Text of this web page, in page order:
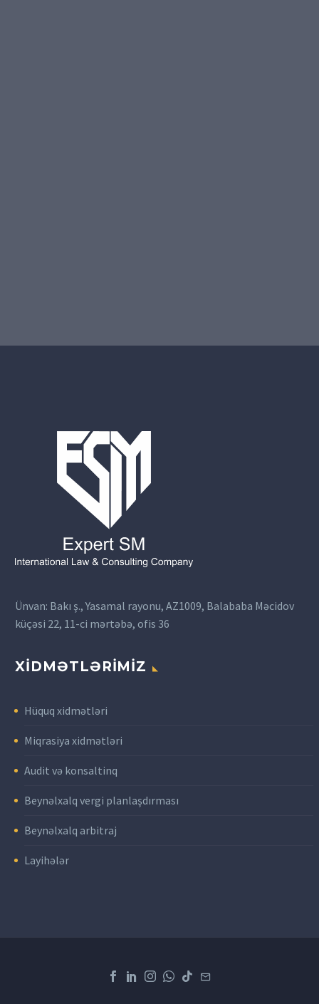
Ünvan: Bakı ş., Yasamal rayonu, AZ1009, Balababa Məcidov
küçəsi 22, 11-ci mərtəbə, ofis 36
XİDMƏTLƏRİMİZ
Hüquq xidmətləri
Miqrasiya xidmətləri
Audit və konsaltinq
Beynəlxalq vergi planlaşdırması
Beynəlxalq arbitraj
Layihələr